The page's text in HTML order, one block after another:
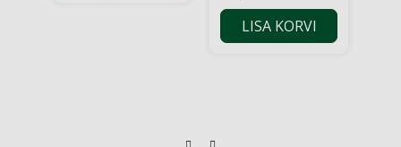
LISA KORVI